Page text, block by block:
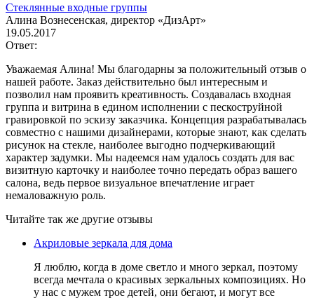
Стеклянные входные группы
Алина Вознесенская, директор «ДизАрт»
19.05.2017
Ответ:
Уважаемая Алина! Мы благодарны за положительный отзыв о
нашей работе. Заказ действительно был интересным и
позволил нам проявить креативность. Создавалась входная
группа и витрина в едином исполнении с пескоструйной
гравировкой по эскизу заказчика. Концепция разрабатывалась
совместно с нашими дизайнерами, которые знают, как сделать
рисунок на стекле, наиболее выгодно подчеркивающий
характер задумки. Мы надеемся нам удалось создать для вас
визитную карточку и наиболее точно передать образ вашего
салона, ведь первое визуальное впечатление играет
немаловажную роль.
Читайте так же другие отзывы
Акриловые зеркала для дома
Я люблю, когда в доме светло и много зеркал, поэтому
всегда мечтала о красивых зеркальных композициях. Но
у нас с мужем трое детей, они бегают, и могут все